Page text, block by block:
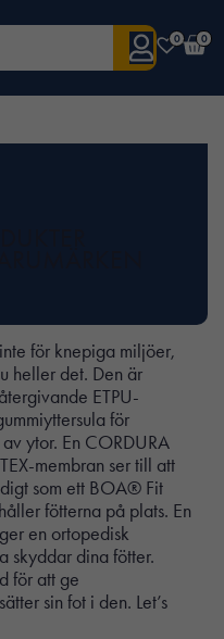
0 0
för knepiga miljöer,
heller det. Den är
ETPU-
för
ytor. En CORDURA
membran ser till att
som ett BOA® Fit
fötterna på plats. En
en ortopedisk
skyddar dina fötter.
för att ge
sin fot i den. Let’s